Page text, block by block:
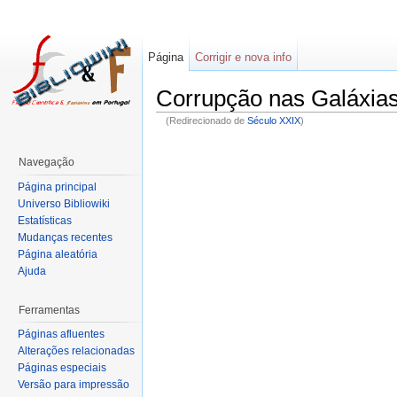
Corrupção nas
(Redirecionado de Século XXIX)
Página Corrigir e nova info
Navegação
Página principal
Universo Bibliowiki
Estatísticas
Mudanças recentes
Página aleatória
Ajuda
Ferramentas
Páginas afluentes
Alterações relacionadas
Páginas especiais
Versão para impressão